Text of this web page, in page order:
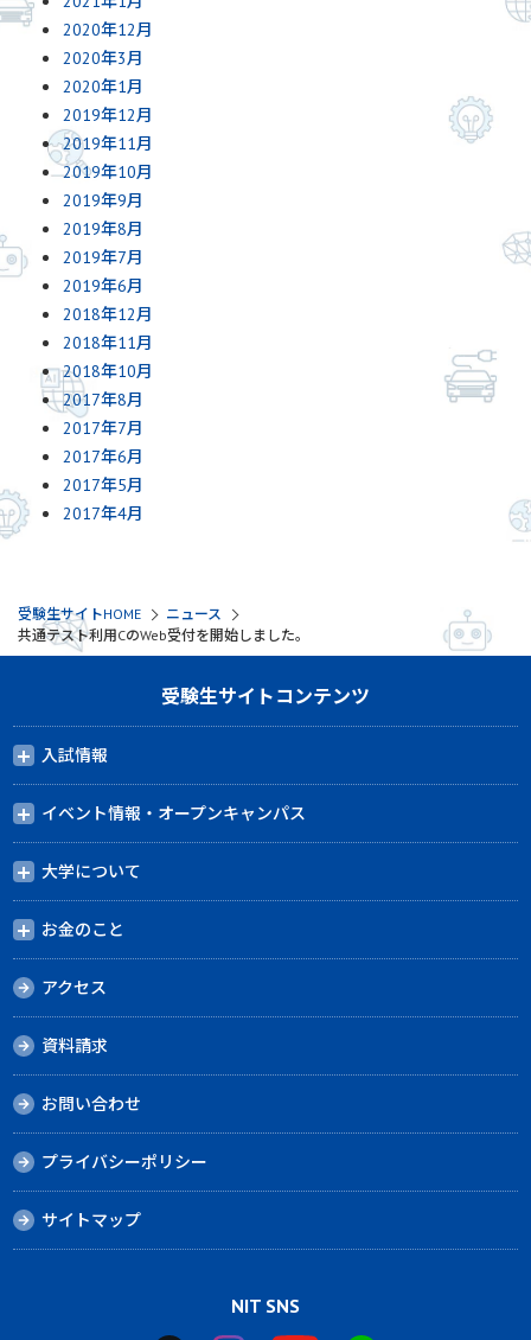
2020年12月
2020年3月
2020年1月
2019年12月
2019年11月
2019年10月
2019年9月
2019年8月
2019年7月
2019年6月
2018年12月
2018年11月
2018年10月
2017年8月
2017年7月
2017年6月
2017年5月
2017年4月
受験生サイトHOME
ニュース
共通テスト利用CのWeb受付を開始しました。
受験生サイトコンテンツ
入試情報
イベント情報・オープンキャンパス
大学について
お金のこと
アクセス
資料請求
お問い合わせ
プライバシーポリシー
サイトマップ
NIT SNS